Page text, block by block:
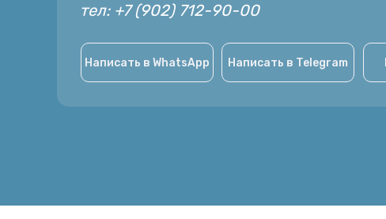
тел: +7 (902) 712-90-00
Написать в WhatsApp Написать в Telegram